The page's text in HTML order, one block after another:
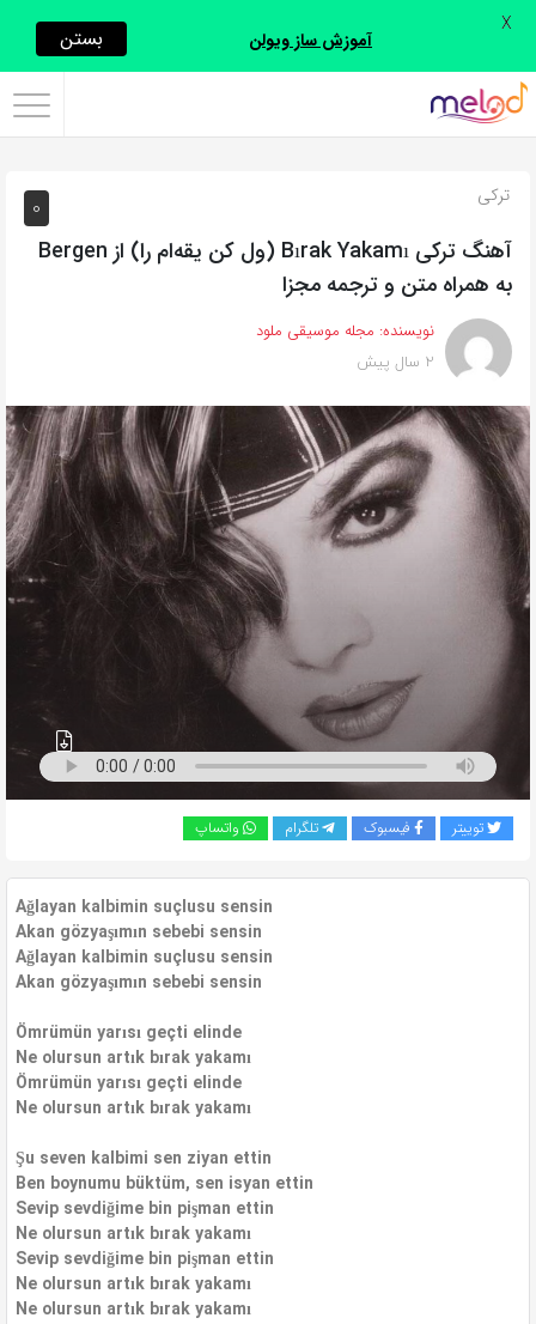
اشتراک
با
از
روش‌های
زیر
این
صفحه
را
با
دوستان
خود
به
بگذارید.
کپی
لینک
0 ترکی
آهنگ ترکی Bırak Yakamı (ول کن یقه‌ام را) از Bergen
به همراه متن و ترجمه مجزا
نویسنده: مجله موسیقی ملود
2 سال پیش
توییتر فیسبوک تلگرام واتساپ
Ağlayan kalbimin suçlusu sensin
Akan gözyaşımın sebebi sensin
Ağlayan kalbimin suçlusu sensin
Akan gözyaşımın sebebi sensin
Ömrümün yarısı geçti elinde
Ne olursun artık bırak yakamı
Ömrümün yarısı geçti elinde
Ne olursun artık bırak yakamı
Şu seven kalbimi sen ziyan ettin
Ben boynumu büktüm, sen isyan ettin
Sevip sevdiğime bin pişman ettin
Ne olursun artık bırak yakamı
Sevip sevdiğime bin pişman ettin
Ne olursun artık bırak yakamı
Ne olursun artık bırak yakamı
آموزش ساز ویولن بستن X